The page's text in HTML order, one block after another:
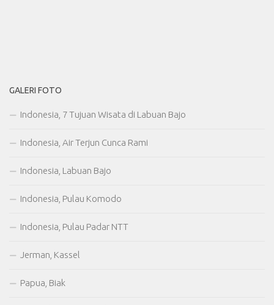
GALERI FOTO
Indonesia, 7 Tujuan Wisata di Labuan Bajo
Indonesia, Air Terjun Cunca Rami
Indonesia, Labuan Bajo
Indonesia, Pulau Komodo
Indonesia, Pulau Padar NTT
Jerman, Kassel
Papua, Biak